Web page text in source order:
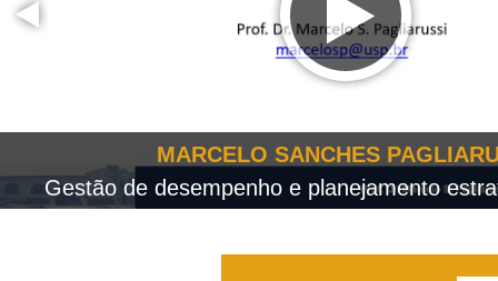
MARCELO SANCHES
Gestão de desempenho e planejamento